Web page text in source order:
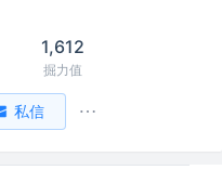
1,612
掘力值
私信